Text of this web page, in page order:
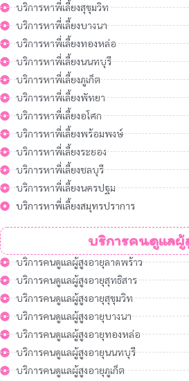
บริการหาพี่เลี้ยงสุขุมวิท
บริการหาพี่เลี้ยงบางนา
บริการหาพี่เลี้ยงทองหล่อ
บริการหาพี่เลี้ยงนนทบุรี
บริการหาพี่เลี้ยงภูเก็ต
บริการหาพี่เลี้ยงพัทยา
บริการหาพี่เลี้ยงอโศก
บริการหาพี่เลี้ยงพร้อมพงษ์
บริการหาพี่เลี้ยงระยอง
บริการหาพี่เลี้ยงชลบุรี
บริการหาพี่เลี้ยงนครปฐม
บริการหาพี่เลี้ยงสมุทรปราการ
บริการคนดูแลผู้
บริการคนดูแลผู้สูงอายุลาดพร้าว
บริการคนดูแลผู้สูงอายุสุทธิสาร
บริการคนดูแลผู้สูงอายุสุขุมวิท
บริการคนดูแลผู้สูงอายุบางนา
บริการคนดูแลผู้สูงอายุทองหล่อ
บริการคนดูแลผู้สูงอายุนนทบุรี
บริการคนดูแลผู้สูงอายุภูเก็ต